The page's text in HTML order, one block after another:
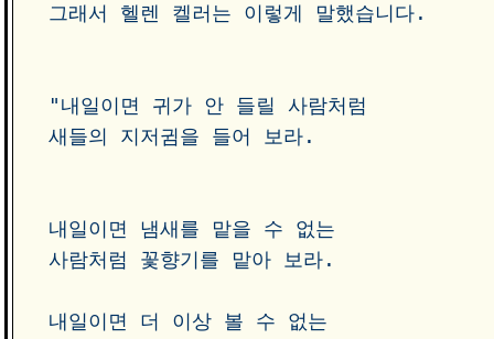
그래서 헬렌 켈러는 이렇게 말했습니다.
"내일이면 귀가 안 들릴 사람처럼
새들의 지저귐을 들어 보라.
내일이면 냄새를 맡을 수 없는
사람처럼 꽃향기를 맡아 보라.
내일이면 더 이상 볼 수 없는